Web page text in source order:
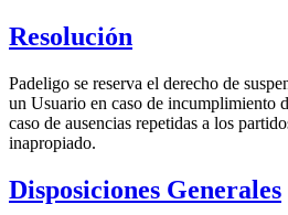
Resolución
Padeligo se reserva el derecho de
un Usuario en caso de incumplimiento
caso de ausencias repetidas a los
inapropiado.
Disposiciones Generales